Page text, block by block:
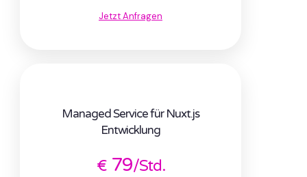
Jetzt Anfragen
Managed Service für Nuxt.js
Entwicklung
€79/Std.